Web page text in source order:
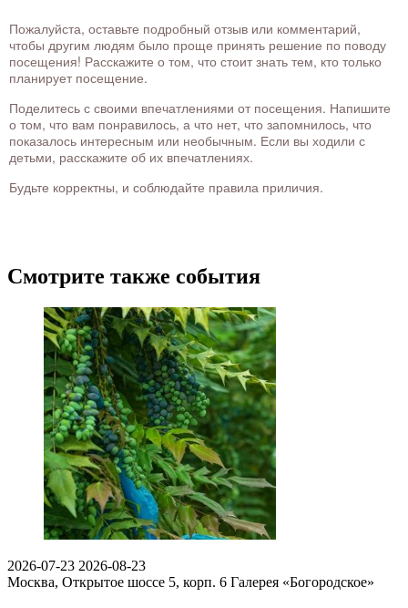
Пожалуйста, оставьте подробный отзыв или комментарий,
чтобы другим людям было проще принять решение по поводу
посещения! Расскажите о том, что стоит знать тем, кто только
планирует посещение.
Поделитесь с своими впечатлениями от посещения. Напишите
о том, что вам понравилось, а что нет, что запомнилось, что
показалось интересным или необычным. Если вы ходили с
детьми, расскажите об их впечатлениях.
Будьте корректны, и соблюдайте правила приличия.
Смотрите также события
2026-07-23 2026-08-23
Москва, Открытое шоссе 5, корп. 6 Галерея «Богородское»